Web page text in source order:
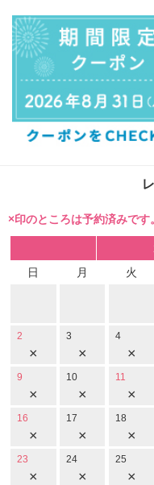
×印のところは予約済みです
日
月 火
2
×
3
×
4
×
9
×
10
×
11
×
16
×
17
×
18
×
23
×
24
×
25
×